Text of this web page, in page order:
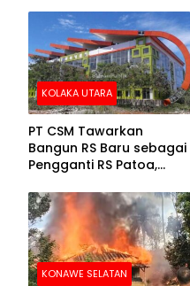
KOLAKA UTARA
PT CSM Tawarkan
Bangun RS Baru sebagai
Pengganti RS Patoa,
Kolut
KONAWE SELATAN